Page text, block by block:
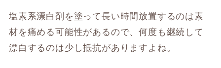
塩素系漂白剤を塗って長い時間放置するのは素
材を痛める可能性があるので、何度も継続して
漂白するのは少し抵抗がありますよね。